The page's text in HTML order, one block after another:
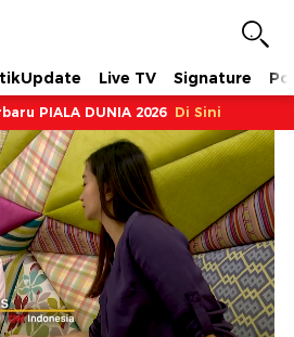
Live TV Signature
PIALA DUNIA 2026 Di Sini